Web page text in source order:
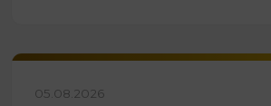
05.08.2026